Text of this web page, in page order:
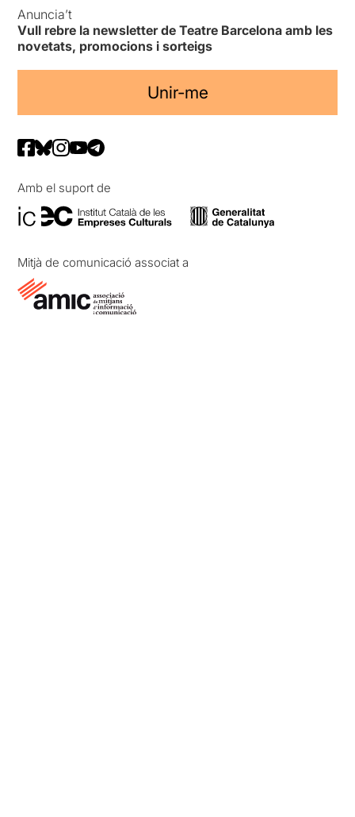
Anuncia’t
Vull rebre la newsletter de Teatre Barcelona amb les
novetats, promocions i sorteigs
Unir-me
Amb el suport de
Mitjà de comunicació associat a